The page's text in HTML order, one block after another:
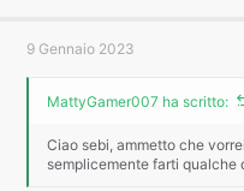
9 Gennaio 2023
MattyGamer007 ha scritto:
Ciao sebi, ammetto che
semplicemente farti qualche